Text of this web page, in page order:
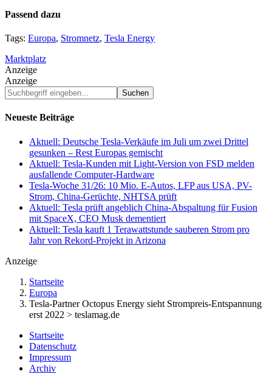
Passend dazu
Tags: Europa, Stromnetz, Tesla Energy
Marktplatz
Anzeige
Anzeige
Suchbegriff
eingeben...
Neueste Beiträge
Aktuell: Deutsche Tesla-Verkäufe im Juli um zwei Drittel
gesunken – Rest Europas gemischt
Aktuell: Tesla-Kunden mit Light-Version von FSD melden
ausfallende Computer-Hardware
Tesla-Woche 31/26: 10 Mio. E-Autos, LFP aus USA, PV-
Strom, China-Gerüchte, NHTSA prüft
Aktuell: Tesla prüft angeblich China-Abspaltung für Fusion
mit SpaceX, CEO Musk dementiert
Aktuell: Tesla kauft 1 Terawattstunde sauberen Strom pro
Jahr von Rekord-Projekt in Arizona
Anzeige
Startseite
Europa
Tesla-Partner Octopus Energy sieht Strompreis-Entspannung
erst 2022 > teslamag.de
Startseite
Datenschutz
Impressum
Archiv